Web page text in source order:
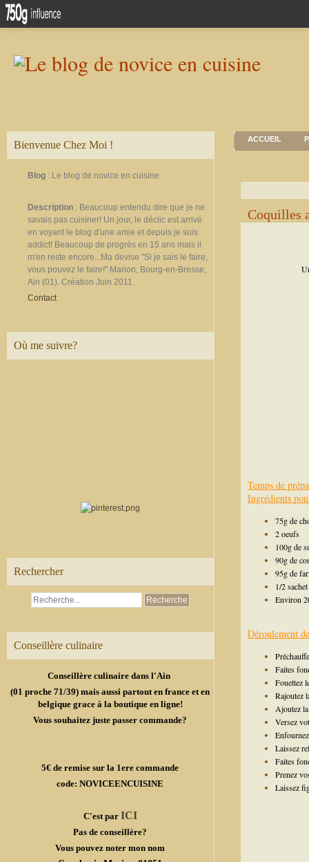
Bienvenue Chez Moi !
Blog : Le blog de novice en cuisine
Description : Beaucoup entendu dire que je ne
savais pas cuisiner! Un jour, le déclic est arrivé
en voyant le blog d'une amie et depuis je suis
addict! Beaucoup de progrès en 15 ans mais il
m'en reste encore...Ma devise "Si je sais le faire,
vous pouvez le faire!" Marion, Bourg-en-Bresse,
Ain (01). Création Juin 2011.
Contact
Où me suivre?
Rechercher
Conseillère culinaire
Conseillère culinaire dans l'Ain
(01 proche 71/39) mais aussi partout en france et en
belgique grace à la boutique en ligne!
Vous souhaitez juste passer commande?
5€ de remise sur la 1ere commande
code: NOVICEENCUISINE
C'est par ICI
Pas de conseillère?
Vous pouvez noter mon nom
ACCUEIL
Coquilles
Temps de
Ingrédients
75g de
2 oeufs
100g de
90g de
95g de
1/2
Environ
Déroulement
Faites
Fouettez
Rajoutez
Ajoutez
Versez
Laissez
Faites
Prenez
Laissez